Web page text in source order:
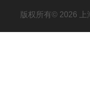
版权所有© 2026